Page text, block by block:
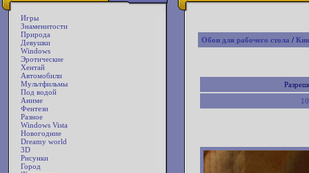
Игры
Знаменитости
Природа
Девушки
Windows
Эротические
Хентай
Автомобили
Мультфильмы
Под водой
Аниме
Фентези
Разное
Windows Vista
Новогодние
Dreamy world
3D
Рисунки
Город
Обои для рабочего стола /